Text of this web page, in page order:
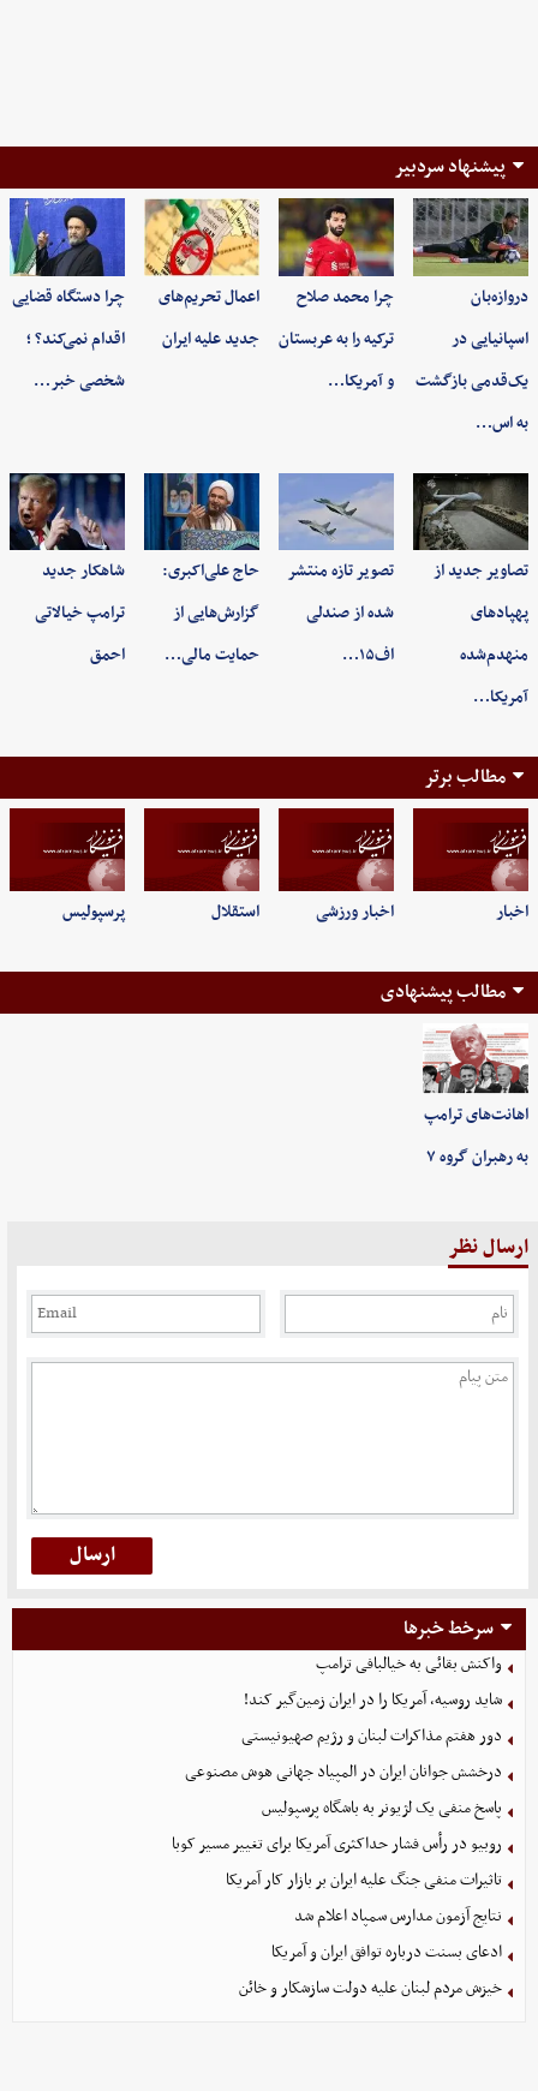
پیشنهاد سردبیر
دروازه‌بان
اسپانیایی در
یک‌قدمی بازگشت
به اس…
چرا محمد صلاح
ترکیه را به عربستان
و آمریکا…
اعمال تحریم‌های
جدید علیه ایران
چرا دستگاه قضایی
اقدام نمی‌کند؟ ؛
شخصی خبر…
تصاویر جدید از
پهپادهای
منهدم‌شده
آمریکا…
تصویر تازه منتشر
شده از صندلی
اف۱۵…
حاج علی‌اکبری:
گزارش‌هایی از
حمایت مالی…
شاهکار جدید
ترامپ خیالاتی
احمق
مطالب برتر
اخبار اخبار ورزشی استقلال پرسپولیس
مطالب پیشنهادی
اهانت‌های ترامپ
به رهبران گروه ۷
ارسال نظر
سرخط خبرها
واکنش بقائی به خیالبافی ترامپ
شاید روسیه، آمریکا را در ایران زمین‌گیر کند!
دور هفتم مذاکرات لبنان و رژیم صهیونیستی
درخشش جوانان ایران در المپیاد جهانی هوش مصنوعی
پاسخ منفی یک لژیونر به باشگاه پرسپولیس
روبیو در رأس فشار حداکثری آمریکا برای تغییر مسیر کوبا
تاثیرات منفی جنگ علیه ایران بر بازار کار آمریکا
نتایج آزمون مدارس سمپاد اعلام شد
ادعای بسنت درباره توافق ایران و آمریکا
خیزش مردم لبنان علیه دولت سازشکار و خائن